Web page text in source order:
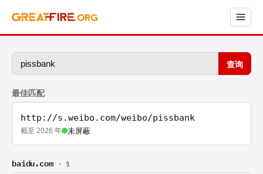
查询
最佳匹配
http://s.weibo.com/weibo/pissbank
截至 2026 年 未屏蔽
baidu.com · 1